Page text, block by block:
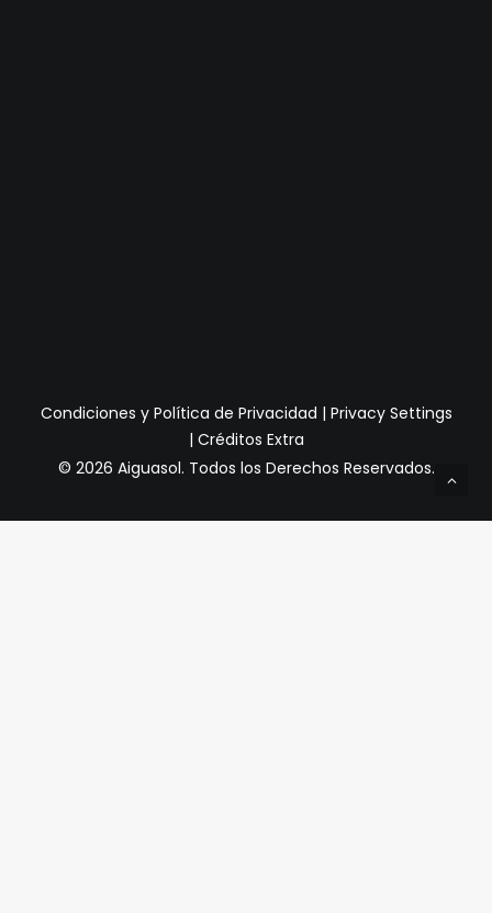
Condiciones y Política de Privacidad | Privacy Settings
| Créditos Extra
© 2026 Aiguasol. Todos los Derechos Reservados.